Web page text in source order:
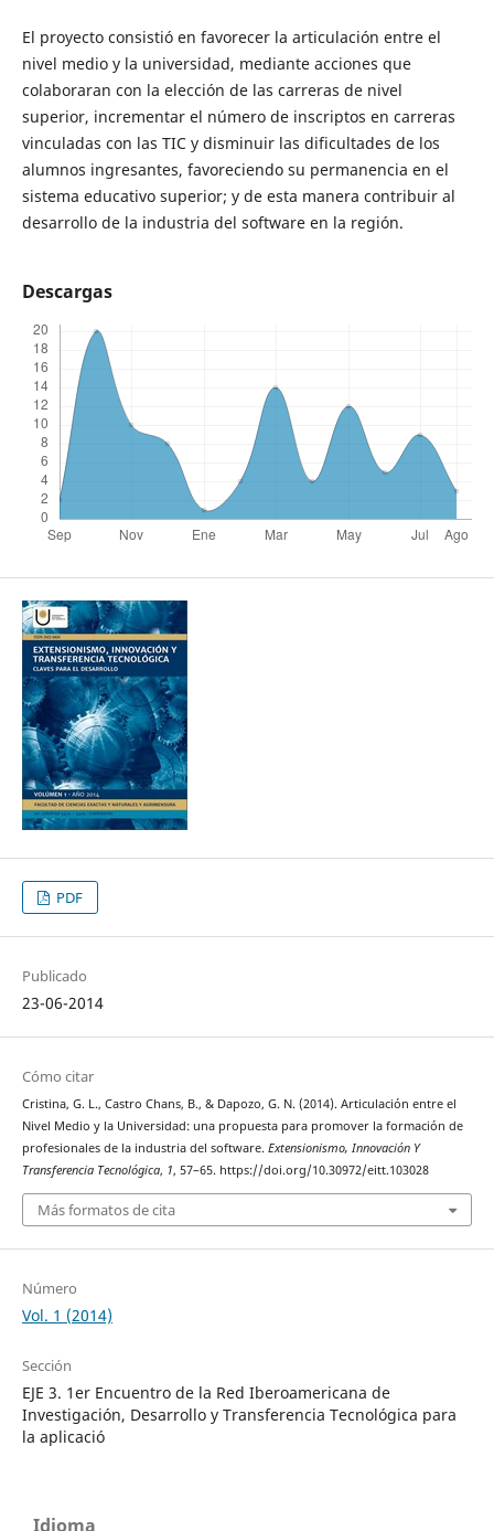
El proyecto consistió en favorecer la articulación entre el
nivel medio y la universidad, mediante acciones que
colaboraran con la elección de las carreras de nivel
superior, incrementar el número de inscriptos en carreras
vinculadas con las TIC y disminuir las dificultades de los
alumnos ingresantes, favoreciendo su permanencia en el
sistema educativo superior; y de esta manera contribuir al
desarrollo de la industria del software en la región.
Descargas
PDF
Publicado
23-06-2014
Cómo citar
Cristina, G. L., Castro Chans, B., & Dapozo, G. N. (2014). Articulación entre el
Nivel Medio y la Universidad: una propuesta para promover la formación de
profesionales de la industria del software. Extensionismo, Innovación Y
Transferencia Tecnológica, 1, 57–65. https://doi.org/10.30972/eitt.103028
Más formatos de cita
Número
Vol. 1 (2014)
Sección
EJE 3. 1er Encuentro de la Red Iberoamericana de
Investigación, Desarrollo y Transferencia Tecnológica para
la aplicació
Idioma